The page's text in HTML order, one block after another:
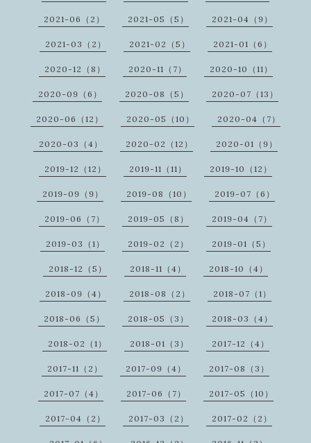
2021-06（2） 2021-05（5） 2021-04（9）
2021-03（2） 2021-02（5） 2021-01（6）
2020-12（8） 2020-11（7） 2020-10（11）
2020-09（6） 2020-08（5） 2020-07（13）
2020-06（12） 2020-05（10） 2020-04（7）
2020-03（4） 2020-02（12） 2020-01（9）
2019-12（12） 2019-11（11） 2019-10（12）
2019-09（9） 2019-08（10） 2019-07（6）
2019-06（7） 2019-05（8） 2019-04（7）
2019-03（1） 2019-02（2） 2019-01（5）
2018-12（5） 2018-11（4） 2018-10（4）
2018-09（4） 2018-08（2） 2018-07（1）
2018-06（5） 2018-05（3） 2018-03（4）
2018-02（1） 2018-01（3） 2017-12（4）
2017-11（2） 2017-09（4） 2017-08（3）
2017-07（4） 2017-06（7） 2017-05（10）
2017-04（2） 2017-03（2） 2017-02（2）